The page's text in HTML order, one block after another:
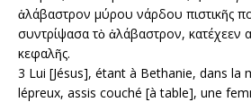
ἀλάβαστρον μύρου νάρδου πιστικῆς
συντρίψασα τὸ ἀλάβαστρον, κατέχεεν
κεφαλῆς.
3 Lui [Jésus], étant à Bethanie, dans la
lépreux, assis couché [à table], une